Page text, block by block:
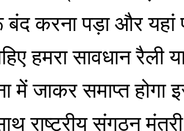
बंद करना पड़ा और यहां
हमरा सावधान रैली
में जाकर समाप्त
राष्ट्रीय संगठन